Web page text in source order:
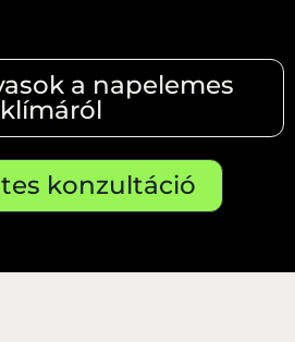
a napelemes
klímáról
konzultáció